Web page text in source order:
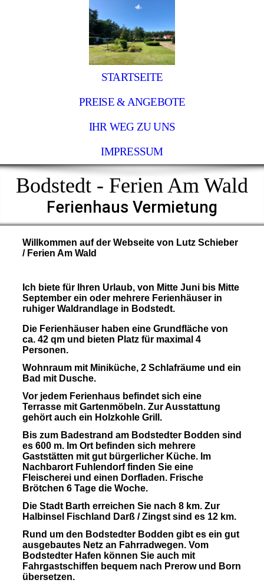
STARTSEITE
PREISE & ANGEBOTE
IHR WEG ZU UNS
IMPRESSUM
Bodstedt - Ferien Am Wald
Ferienhaus Vermietung
Willkommen auf der Webseite von Lutz Schieber
/ Ferien Am Wald
Ich biete für Ihren Urlaub, von Mitte Juni bis Mitte
September ein oder mehrere Ferienhäuserin
ruhiger Waldrandlage in Bodstedt.
Die Ferienhäuser haben eine Grundfläche von
ca. 42 qm und bieten Platz für maximal 4
Personen.
Wohnraum mit Miniküche, 2 Schlafräume und ein
Bad mit Dusche.
Vor jedem Ferienhaus befindet sich eine
Terrasse mit Gartenmöbeln. Zur Ausstattung
gehört auch ein Holzkohle Grill.
Bis zum Badestrand am Bodstedter Bodden sind
es 600 m. Im Ort befinden sich mehrere
Gaststätten mit gut bürgerlicher Küche. Im
Nachbarort Fuhlendorf finden Sie eine
Fleischerei und einen Dorfladen. Frische
Brötchen 6 Tage die Woche.
Die Stadt Barth erreichen Sie nach 8 km. Zur
Halbinsel Fischland Darß / Zingst sind es 12 km.
Rund um den Bodstedter Bodden gibt es ein gut
ausgebautes Netz an Fahrradwegen. Vom
Bodstedter Hafen können Sie auch mit
Fahrgastschiffen bequem nach Prerow und Born
übersetzen.